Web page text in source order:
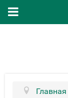
Главная